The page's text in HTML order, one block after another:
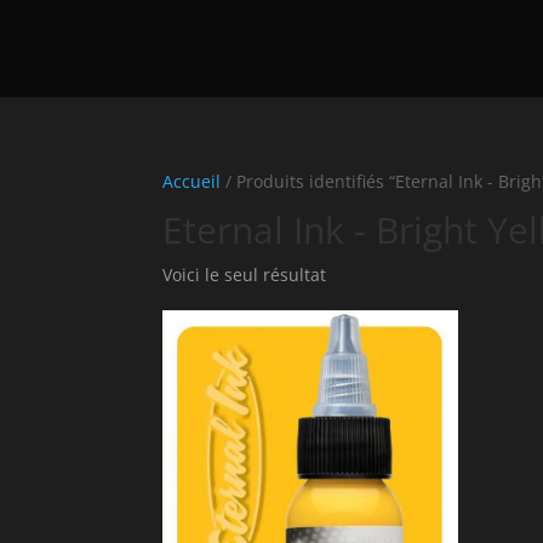
Accueil / Produits identifiés “Eternal Ink -
Voici le seul résultat